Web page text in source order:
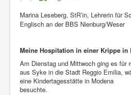
Marina Leseberg, StR’in, Lehrerin für
Englisch an der BBS Nienburg/Weser
Meine Hospitation in einer Krippe in
Am Dienstag und Mittwoch ging es für
aus Syke in die Stadt Reggio Emilia,
eine Kindertagesstätte in Modena
besuchte.